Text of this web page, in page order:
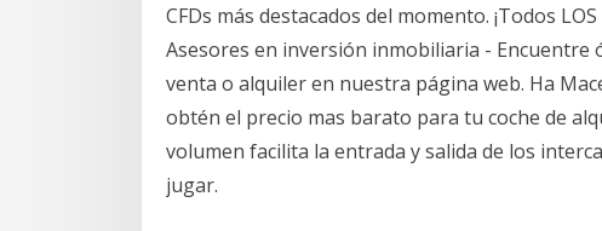
CFDs más destacados del momento. ¡Todos
Asesores en inversión inmobiliaria -
venta o alquiler en nuestra página web. Ha
obtén el precio mas barato para tu coche de
volumen facilita la entrada y salida de los
jugar.